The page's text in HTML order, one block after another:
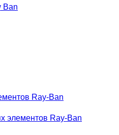
Ray-Ban